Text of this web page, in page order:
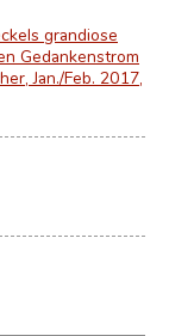
grandiose
Gedankenstrom
Jan./Feb. 2017,